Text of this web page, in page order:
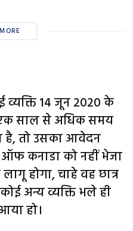
14 जून 2020 के
साल से अधिक समय
है, तो उसका आवेदन
ऑफ कनाडा को नहीं भेजा
होगा, चाहे वह छात्र
अन्य व्यक्ति भले ही
हो।